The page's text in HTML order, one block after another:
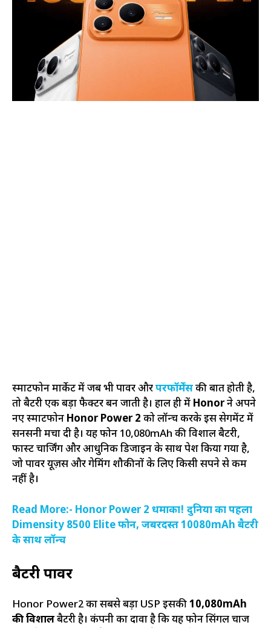
स्मार्टफोन मार्केट में जब भी पावर औरपरफॉर्मेंसकी बात होती है,
तो बैटरी एक बड़ा फैक्टर बन जाती है। हाल ही में Honorने अपने
नए स्मार्टफोन Honor Power 2 को लॉन्च करके इस सेगमेंट में
सनसनी मचा दी है। यह फोन 10,080mAh की विशाल बैटरी,
फास्ट चार्जिंग और आधुनिक डिजाइन के साथ पेश किया गया है,
जो पावर यूज़र्स और गेमिंग शौकीनों के लिए किसी सपने से कम
नहीं है।
Read More:- Honor Power 2 धमाका! दुनिया का पहला
Dimensity 8500 Elite फोन, जबरदस्त 10080mAh बैटरी
के साथ लॉन्च
बैटरी पावर
Honor Power2 का सबसे बड़ा USP इसकी10,080mAh
की विशालबैटरी है। कंपनी का दावा है कि यह फोन सिंगल चार्ज